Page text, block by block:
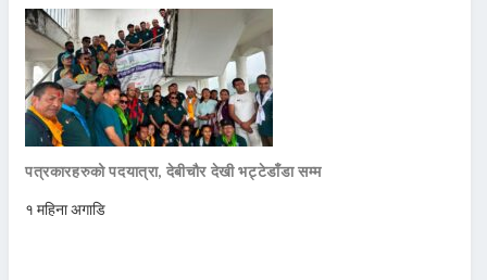
पत्रकारहरुको पदयात्रा, देबीचौर देखी भट्टेडाँडा सम्म
१ महिना अगाडि